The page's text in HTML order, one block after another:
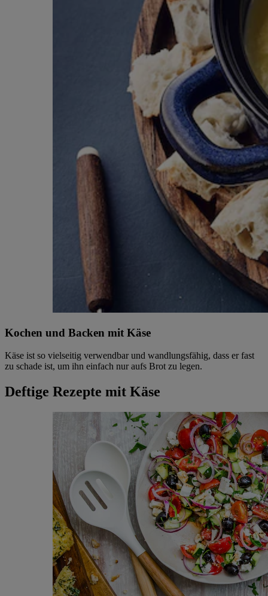
Kochen und Backen mit Käse
Käse ist so vielseitig verwendbar und wandlungsfähig, dass er fast
zu schade ist, um ihn einfach nur aufs Brot zu legen.
Deftige Rezepte mit Käse